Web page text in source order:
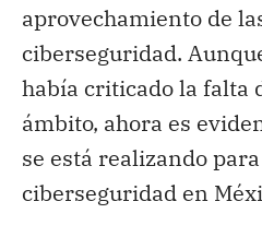
aprovechamiento de
ciberseguridad.
había criticado la falta
ámbito, ahora es
se está realizando
ciberseguridad en